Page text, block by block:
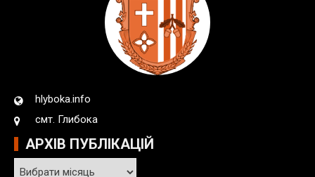
hlyboka.info
смт. Глибока
АРХІВ ПУБЛІКАЦІЙ
А